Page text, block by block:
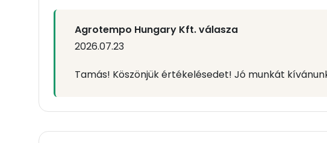
Agrotempo Hungary Kft. válasza
2026.07.23
Tamás! Köszönjük értékelésedet! Jó munkát